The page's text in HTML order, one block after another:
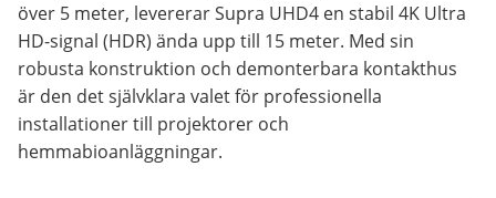
över 5 meter, levererar Supra UHD4 en stabil 4K Ultra
HD-signal (HDR) ända upp till 15 meter. Med sin
robusta konstruktion och demonterbara kontakthus
är den det självklara valet för professionella
installationer till projektorer och
hemmabioanläggningar.